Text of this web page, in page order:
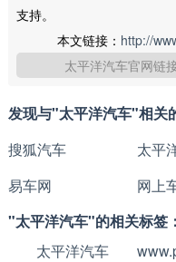
支持。
本文链接： http://
太平洋汽车官网链
发现与"太平洋汽车"相关
搜狐汽车
太平
易车网
网上
"太平洋汽车"的相关标签：
太平洋汽车